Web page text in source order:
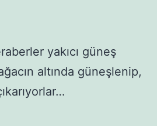
yakıcı güneş
altında güneşlenip,